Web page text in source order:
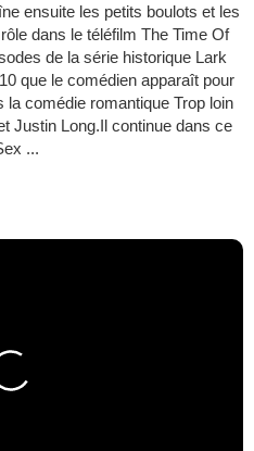
ensuite les petits boulots et les
dans le téléfilm The Time Of
de la série historique Lark
que le comédien apparaît pour
comédie romantique Trop loin
Justin Long.Il continue dans ce
...